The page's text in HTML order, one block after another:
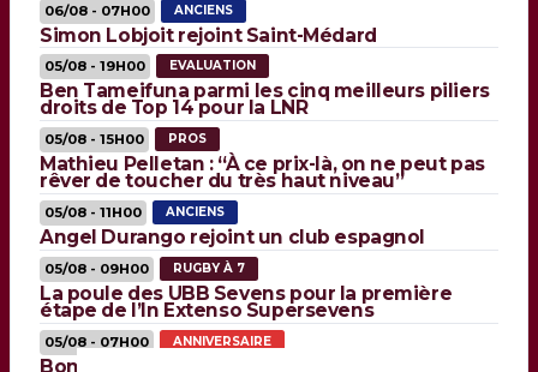
06/08 - 07H00 ANCIENS
Simon Lobjoit rejoint Saint-Médard
05/08 - 19H00 EVALUATION
Ben Tameifuna parmi les cinq meilleurs piliers
droits de Top 14 pour la LNR
05/08 - 15H00 PROS
Mathieu Pelletan : “À ce prix-là, on ne peut pas
rêver de toucher du très haut niveau”
05/08 - 11H00 ANCIENS
Angel Durango rejoint un club espagnol
05/08 - 09H00 RUGBY À 7
La poule des UBB Sevens pour la première
étape de l’In Extenso Supersevens
05/08 - 07H00 ANNIVERSAIRE
Bon anniversaire Jean-Luc du Preez !